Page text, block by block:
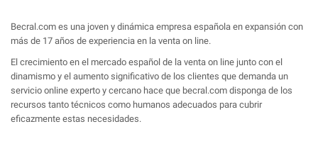
Becral.com es una joven y dinámica empresa española en expansión con
más de 17 años de experiencia en la venta on line.
El crecimiento en el mercado español de la venta on line junto con el
dinamismo y el aumento significativo de los clientes que demanda un
servicio online experto y cercano hace que becral.com disponga de los
recursos tanto técnicos como humanos adecuados para cubrir
eficazmente estas necesidades.